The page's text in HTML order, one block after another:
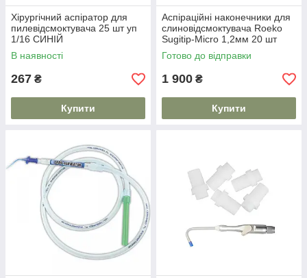
Хірургічний аспіратор для
пилевідсмоктувача 25 шт уп
1/16 СИНІЙ
В наявності
267 ₴
Купити
Аспіраційні наконечники для
слиновідсмоктувача Roeko
Sugitip-Micro 1,2мм 20 шт
Готово до відправки
1 900 ₴
Купити